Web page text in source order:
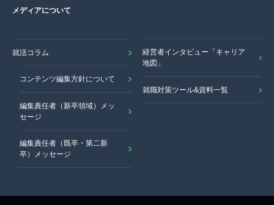
メディアについて
就活コラム
コンテンツ編集方針について
編集責任者（新卒領域）メッ
セージ
編集責任者（既卒・第二新
卒）メッセージ
経営者インタビュー「キャリア
地図」
就職対策ツール&資料一覧